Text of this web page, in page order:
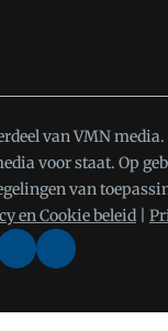
van VMN media.
voor staat. Op
van
en Cookie beleid